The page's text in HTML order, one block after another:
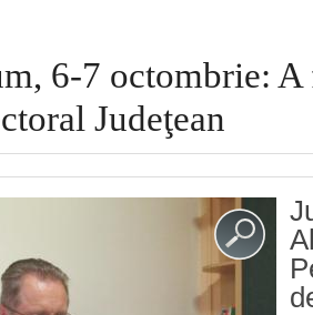
6-7 octombrie:
Judeţean